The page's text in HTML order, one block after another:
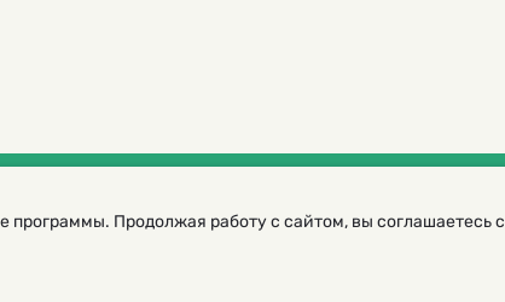
журнал для детей
сайта
Продолжая работу с сайтом, вы соглашаетесь с